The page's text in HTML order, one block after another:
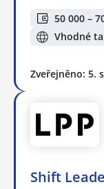
50 000 –
Vhodné
Zveřejněno: 5.
Shift